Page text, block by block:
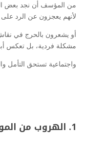
من المؤسف أن نجد بعض
لأنهم يعجزون عن الرد
أو يشعرون بالحرج في
مشكلة فردية، بل تعكس
واجتماعية تستحق التأمل
1. الهروب من المواجهة: ضعف لا قوة